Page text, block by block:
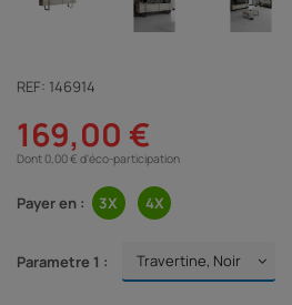
REF: 146914
169,00 €
Dont 0,00 € d'éco-participation
Payer en :
Parametre 1 :